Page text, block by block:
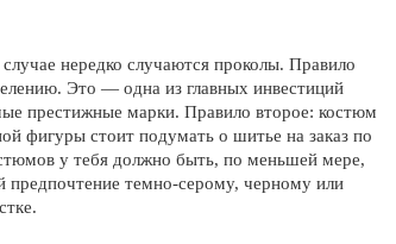
нередко случаются проколы. Правило
Это — одна из главных инвестиций
престижные марки. Правило второе: костюм
фигуры стоит подумать о шитье на заказ по
у тебя должно быть, по меньшей мере,
предпочтение темно-серому, черному или